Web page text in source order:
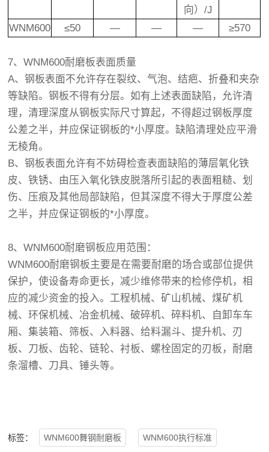
向）/J
WNM600 ≤50 — — — ≥570
7、WNM600耐磨板表面质量
A、钢板表面不允许存在裂纹、气泡、结疤、折叠和夹杂
等缺陷。钢板不得有分层。如有上述表面缺陷，允许清
理，清理深度从钢板实际尺寸算起，不得超过钢板厚度
公差之半，并应保证钢板的*小厚度。缺陷清理处应平滑
无棱角。
B、钢板表面允许有不妨碍检查表面缺陷的薄层氧化铁
皮、铁锈、由压入氧化铁皮脱落所引起的表面粗糙、划
伤、压痕及其他局部缺陷，但其深度不得大于厚度公差
之半，并应保证钢板的*小厚度。
8、WNM600耐磨钢板应用范围：
WNM600耐磨钢板主要是在需要耐磨的场合或部位提供
保护，使设备寿命更长，减少维修带来的检修停机，相
应的减少资金的投入。工程机械、矿山机械、煤矿机
械、环保机械、冶金机械、破碎机、碎料机、自卸车车
厢、集装箱、筛板、入料器、给料漏斗、提升机、刃
板、刀板、齿轮、链轮、衬板、螺栓固定的刃板，耐磨
条溜槽、刀具、锤头等。
标签： WNM600舞钢耐磨板 WNM600执行标准